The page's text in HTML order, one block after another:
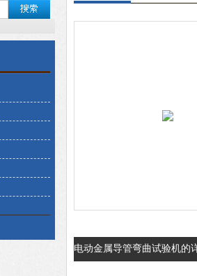
电动金属导管弯曲试验机的